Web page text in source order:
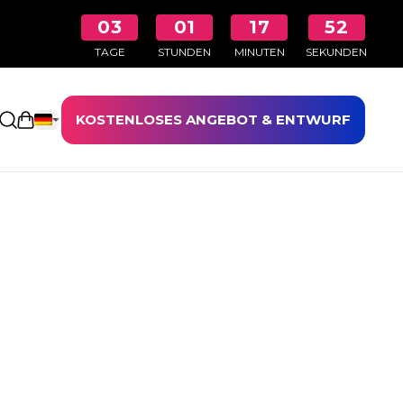
03
TAGE
01
STUNDEN
17
MINUTEN
51
SEKUNDEN
Einkaufswagen öffnen
KOSTENLOSES ANGEBOT & ENTWURF